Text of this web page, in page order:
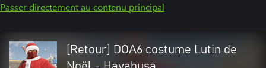
Passer directement au contenu principal
[Retour] DOA6 costume Lutin de